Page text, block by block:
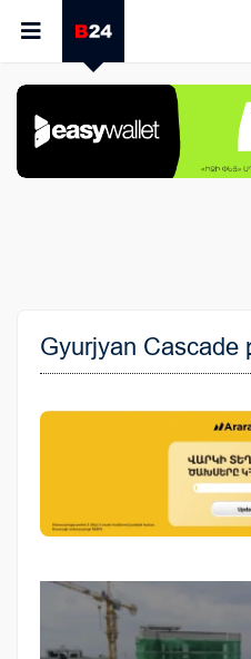
Gyurjyan Cascade